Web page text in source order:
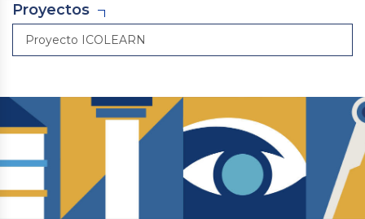
Proyectos
Proyecto ICOLEARN